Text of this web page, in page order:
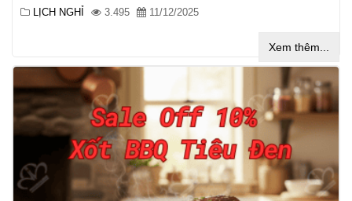
LỊCH NGHỈ 3.495 11/12/2025
Xem thêm...